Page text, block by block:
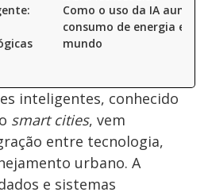
Como o uso da IA
consumo de energia e
mundo
inteligentes, conhecido
smart cities, vem
entre tecnologia,
urbano. A
e sistemas